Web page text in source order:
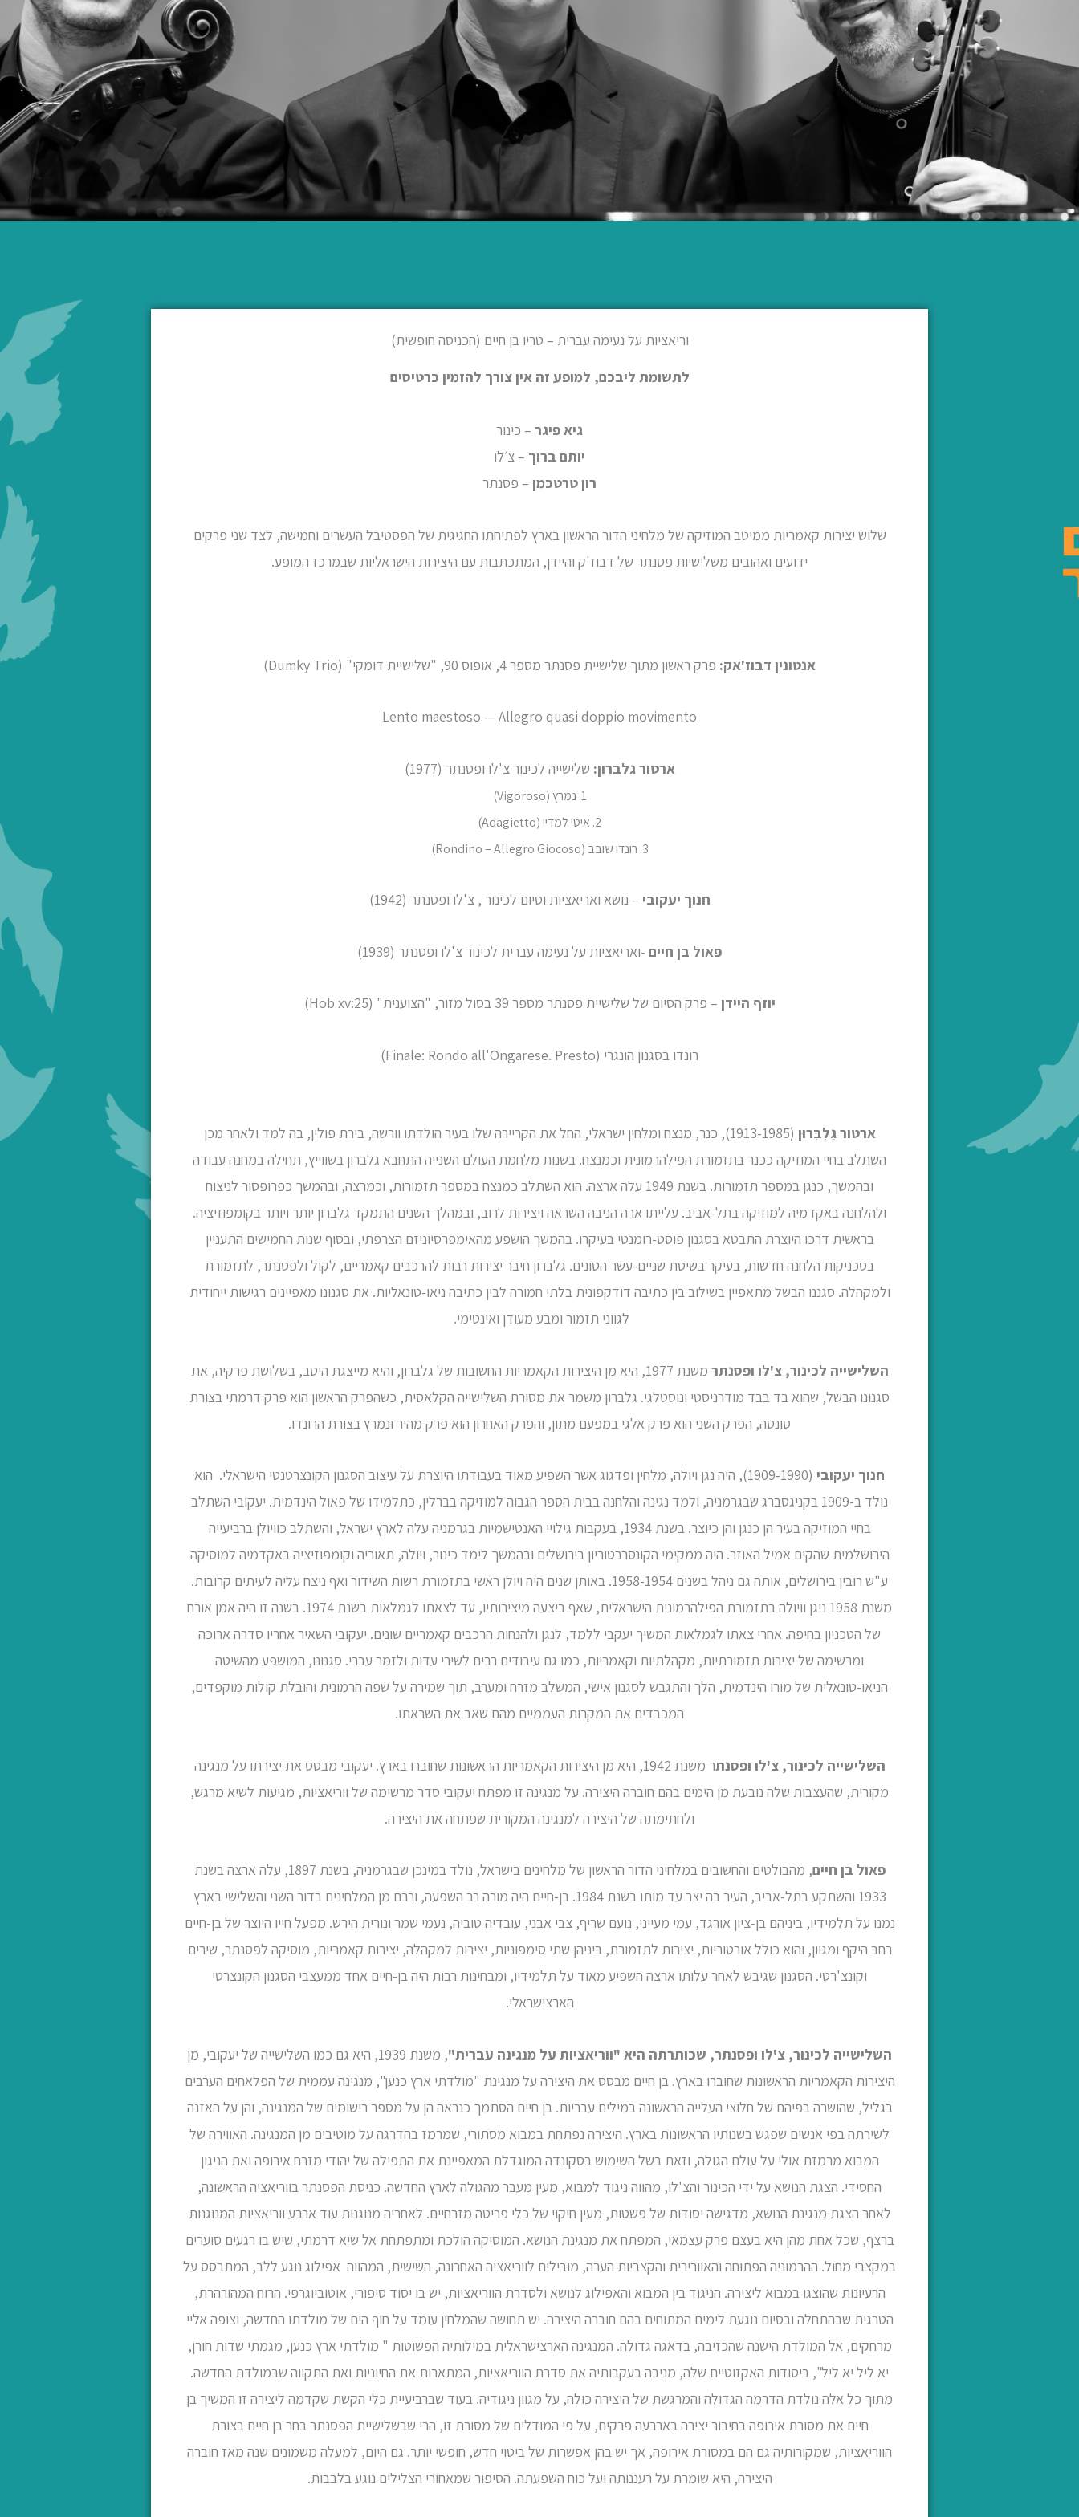
וריאציות על נעימה עברית – טריו בן חיים (הכניסה חופשית)
לתשומת ליבכם, למופע זה אין צורך להזמין כרטיסים
גיא פיגר – כינור
יותם ברוך – צ׳לו
רון טרטכמן – פסנתר
שלוש יצירות קאמריות ממיטב המוזיקה של מלחיני הדור הראשון בארץ לפתיחתו החגיגית של הפסטיבל העשרים וחמישה, לצד שני פרקים
ידועים ואהובים משלישיות פסנתר של דבוז'ק והיידן, המתכתבות עם היצירות הישראליות שבמרכז המופע.
אנטונין דבוז'אק: פרק ראשון מתוך שלישיית פסנתר מספר 4, אופוס 90, "שלישיית דומקי" (Dumky Trio)
Lento maestoso — Allegro quasi doppio movimento
ארטור גלברון: שלישייה לכינור צ'לו ופסנתר (1977)
1. נמרץ (Vigoroso)
2. איטי למדיי (Adagietto)
3. רונדו שובב (Rondino – Allegro Giocoso)
חנוך יעקובי – נושא ואריאציות וסיום לכינור , צ'לו ופסנתר (1942)
פאול בן חיים -ואריאציות על נעימה עברית לכינור צ'לו ופסנתר (1939)
יוזף היידן – פרק הסיום של שלישיית פסנתר מספר 39 בסול מזור, "הצוענית" (Hob xv:25)
רונדו בסגנון הונגרי (Finale: Rondo all'Ongarese. Presto)
ארטור גֶלְבְּרוּן
(1913-1985), כנר, מנצח ומלחין ישראלי, החל את הקריירה שלו בעיר הולדתו וורשה, בירת פולין, בה למד ולאחר מכן
השתלב בחיי המוזיקה ככנר בתזמורת הפילהרמונית וכמנצח. בשנות מלחמת העולם השנייה התחבא גלברון בשווייץ, תחילה במחנה עבודה
ובהמשך, כנגן במספר תזמורות. בשנת 1949 עלה ארצה. הוא השתלב כמנצח במספר תזמורות, וכמרצה, ובהמשך כפרופסור לניצוח
ולהלחנה באקדמיה למוזיקה בתל-אביב. עלייתו ארה הניבה השראה ויצירות לרוב, ובמהלך השנים התמקד גלברון יותר ויותר בקומפוזיציה.
בראשית דרכו היוצרת התבטא בסגנון פוסט-רומנטי בעיקרו. בהמשך הושפע מהאימפרסיוניזם הצרפתי, ובסוף שנות החמישים התעניין
בטכניקות הלחנה חדשות, בעיקר בשיטת שניים-עשר הטונים. גלברון חיבר יצירות רבות להרכבים קאמריים, לקול ולפסנתר, לתזמורת
ולמקהלה. סגננו הבשל מתאפיין בשילוב בין כתיבה דודקפונית בלתי חמורה לבין כתיבה ניאו-טונאליות. את סגנונו מאפיינים רגישות ייחודית
לגווני תזמור ומבע מעודן ואינטימי.
השלישייה לכינור, צ'לו ופסנתר
משנת 1977, היא מן היצירות הקאמריות החשובות של גלברון, והיא מייצגת היטב, בשלושת פרקיה, את
סגנונו הבשל, שהוא בד בבד מודרניסטי ונוסטלגי. גלברון משמר את מסורת השלישייה הקלאסית, כשהפרק הראשון הוא פרק דרמתי בצורת
סונטה, הפרק השני הוא פרק אלגי במפעם מתון, והפרק האחרון הוא פרק מהיר ונמרץ בצורת הרונדו.
חנוך יעקובי
(1909-1990), היה נגן ויולה, מלחין ופדגוג אשר השפיע מאוד בעבודתו היוצרת על עיצוב הסגנון הקונצרטנטי הישראלי. הוא
נולד ב-1909 בקניגסברג שבגרמניה, ולמד נגינה והלחנה בבית הספר הגבוה למוזיקה בברלין, כתלמידו של פאול הינדמית. יעקובי השתלב
בחיי המוזיקה בעיר הן כנגן והן כיוצר. בשנת 1934, בעקבות גילויי האנטישמיות בגרמניה עלה לארץ ישראל, והשתלב כוויולן ברביעייה
הירושלמית שהקים אמיל האוזר. היה ממקימי הקונסרבטוריון בירושלים ובהמשך לימד כינור, ויולה, תאוריה וקומפוזיציה באקדמיה למוסיקה
ע"ש רובין בירושלים, אותה גם ניהל בשנים 1958-1954. באותן שנים היה ויולן ראשי בתזמורת רשות השידור ואף ניצח עליה לעיתים קרובות.
משנת 1958 ניגן וויולה בתזמורת הפילהרמונית הישראלית, שאף ביצעה מיצירותיו, עד לצאתו לגמלאות בשנת 1974. בשנה זו היה אמן אורח
של הטכניון בחיפה. אחרי צאתו לגמלאות המשיך יעקבי ללמד, לנגן ולהנחות הרכבים קאמריים שונים. יעקובי השאיר אחריו סדרה ארוכה
ומרשימה של יצירות תזמורתיות, מקהלתיות וקאמריות, כמו גם עיבודים רבים לשירי עדות ולזמר עברי. סגנונו, המושפע מהשיטה
הניאו-טונאלית של מורו הינדמית, הלך והתגבש לסגנון אישי, המשלב מזרח ומערב, תוך שמירה על שפה הרמונית והובלת קולות מוקפדים,
המכבדים את המקרות העממיים מהם שאב את השראתו.
השלישייה לכינור, צ'לו ופסנת
ר משנת 1942, היא מן היצירות הקאמריות הראשונות שחוברו בארץ. יעקובי מבסס את יצירתו על מנגינה
מקורית, שהעצבות שלה נובעת מן הימים בהם חוברה היצירה. על מנגינה זו מפתח יעקובי סדר מרשימה של ווריאציות, מגיעות לשיא מרגש,
ולחתימתה של היצירה למנגינה המקורית שפתחה את היצירה.
פאול בן חיים
, מהבולטים והחשובים במלחיני הדור הראשון של מלחינים בישראל, נולד במינכן שבגרמניה, בשנת 1897, עלה ארצה בשנת
1933 והשתקע בתל-אביב, העיר בה יצר עד מותו בשנת 1984. בן-חיים היה מורה רב השפעה, ורבם מן המלחינים בדור השני והשלישי בארץ
נמנו על תלמידיו, ביניהם בן-ציון אורגד, עמי מעייני, נועם שריף, צבי אבני, עובדיה טוביה, נעמי שמר ונורית הירש. מפעל חייו היוצר של בן-חיים
רחב היקף ומגוון, והוא כולל אורטוריות, יצירות לתזמורת, ביניהן שתי סימפוניות, יצירות למקהלה, יצירות קאמריות, מוסיקה לפסנתר, שירים
וקונצ'רטי. הסגנון שגיבש לאחר עלותו ארצה השפיע מאוד על תלמידיו, ומבחינות רבות היה בן-חיים אחד ממעצבי הסגנון הקונצרטי
הארצישראלי.
השלישייה לכינור, צ'לו ופסנתר, שכותרתה היא "ווריאציות על מנגינה עברית"
, משנת 1939, היא גם כמו השלישייה של יעקובי, מן
היצירות הקאמריות הראשונות שחוברו בארץ. בן חיים מבסס את היצירה על מנגינת "מולדתי ארץ כנען", מנגינה עממית של הפלאחים הערבים
בגליל, שהושרה בפיהם של חלוצי העלייה הראשונה במילים עבריות. בן חיים הסתמך כנראה הן על מספר רישומים של המנגינה, והן על האזנה
לשירתה בפי אנשים שפגש בשנותיו הראשונות בארץ. היצירה נפתחת במבוא מסתורי, שמרמז בהדרגה על מוטיבים מן המנגינה. האווירה של
המבוא מרמזת אולי על עולם הגולה, וזאת בשל השימוש בסקונדה המוגדלת המאפיינת את התפילה של יהודי מזרח אירופה ואת הניגון
החסידי. הצגת הנושא על ידי הכינור והצ'לו, מהווה ניגוד למבוא, מעין מעבר מהגולה לארץ החדשה. כניסת הפסנתר בווריאציה הראשונה,
לאחר הצגת מנגינת הנושא, מדגישה יסודות של פשטות, מעין חיקוי של כלי פריטה מזרחיים. לאחריה מנוגנות עוד ארבע ווריאציות המנוגנות
ברצף, שכל אחת מהן היא בעצם פרק עצמאי, המפתח את מנגינת הנושא. המוסיקה הולכת ומתפתחת אל שיא דרמתי, שיש בו רגעים סוערים
במקצבי מחול. ההרמוניה הפתוחה והאוורירית והקצביות הערה, מובילים לווריאציה האחרונה, השישית, המהווה אפילוג נוגע ללב, המתבסס על
הרעיונות שהוצגו במבוא ליצירה. הניגוד בין המבוא והאפילוג לנושא ולסדרת הווריאציות, יש בו יסוד סיפורי, אוטוביוגרפי. הרוח המהורהרת,
הטרגית שבהתחלה ובסיום נוגעת לימים המתוחים בהם חוברה היצירה. יש תחושה שהמלחין עומד על חוף הים של מולדתו החדשה, וצופה אליי
מרחקים, אל המולדת הישנה שהכזיבה, בדאגה גדולה. המנגינה הארצישראלית במילותיה הפשוטות " מולדתי ארץ כנען, מגמתי שדות חורן,
יא ליל יא ליל", ביסודות האקזוטיים שלה, מניבה בעקבותיה את סדרת הווריאציות, המתארות את החיוניות ואת התקווה שבמולדת החדשה.
מתוך כל אלה נולדת הדרמה הגדולה והמרגשת של היצירה כולה, על מגוון ניגודיה. בעוד שברביעיית כלי הקשת שקדמה ליצירה זו המשיך בן
חיים את מסורת אירופה בחיבור יצירה בארבעה פרקים, על פי המודלים של מסורת זו, הרי שבשלישיית הפסנתר בחר בן חיים בצורת
הווריאציות, שמקורותיה גם הם במסורת אירופה, אך יש בהן אפשרות של ביטוי חדש, חופשי יותר. גם היום, למעלה משמונים שנה מאז חוברה
היצירה, היא שומרת על רעננותה ועל כוח השפעתה. הסיפור שמאחורי הצלילים נוגע בלבבות.